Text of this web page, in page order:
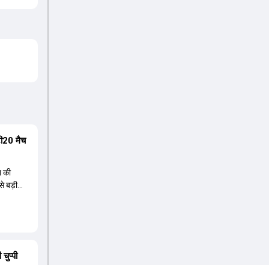
मैच
की
बड़ी